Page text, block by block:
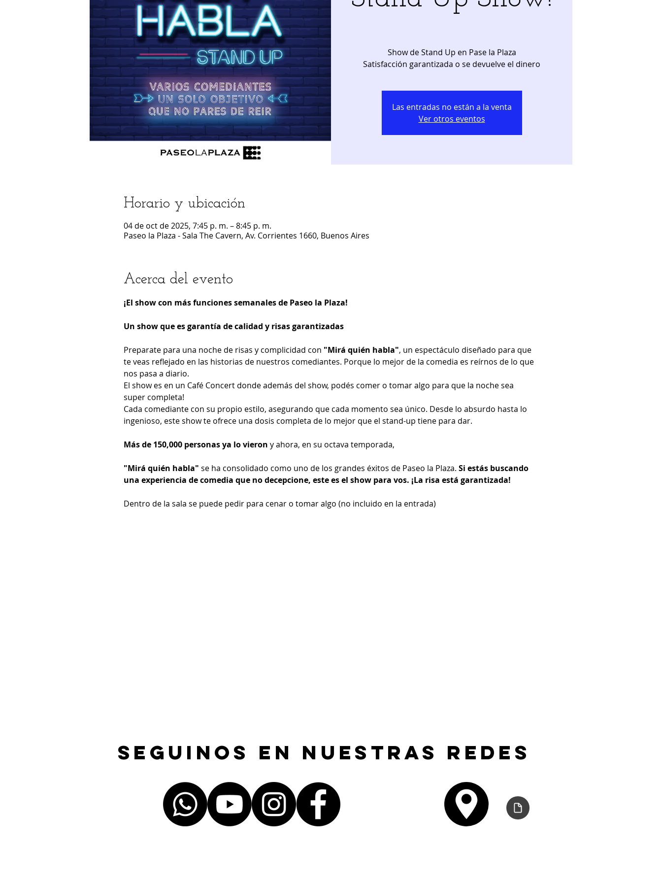
Show de Stand Up en Pase la Plaza
Satisfacción garantizada o se devuelve el dinero
Las entradas no están a la venta
Ver otros eventos
Horario y ubicación
04 de oct de 2025, 7:45 p. m. – 8:45 p. m.
Paseo la Plaza - Sala The Cavern, Av. Corrientes 1660, Buenos Aires
Acerca del evento
¡El show con más funciones semanales de Paseo la Plaza!
Un show que es garantía de calidad y risas garantizadas
Preparate para una noche de risas y complicidad con "Mirá quién habla", un espectáculo diseñado para que
te veas reflejado en las historias de nuestros comediantes. Porque lo mejor de la comedia es reírnos de lo que
nos pasa a diario.
El show es en un Café Concert donde además del show, podés comer o tomar algo para que la noche sea
super completa!
Cada comediante con su propio estilo, asegurando que cada momento sea único. Desde lo absurdo hasta lo
ingenioso, este show te ofrece una dosis completa de lo mejor que el stand-up tiene para dar.
Más de 150,000 personas ya lo vieron y ahora, en su octava temporada,
"Mirá quién habla" se ha consolidado como uno de los grandes éxitos de Paseo la Plaza. Si estás buscando
una experiencia de comedia que no decepcione, este es el show para vos. ¡La risa está garantizada!
Dentro de la sala se puede pedir para cenar o tomar algo (no incluido en la entrada)
Seguinos en nuestras redes